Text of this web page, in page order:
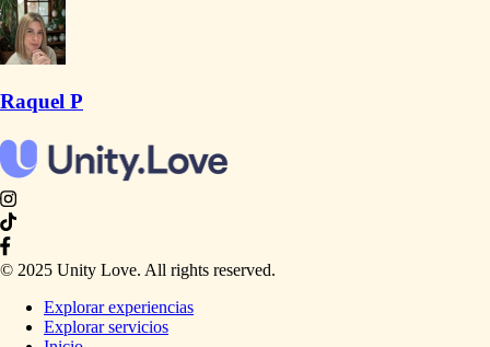
Raquel P
© 2025 Unity Love. All rights reserved.
Explorar experiencias
Explorar servicios